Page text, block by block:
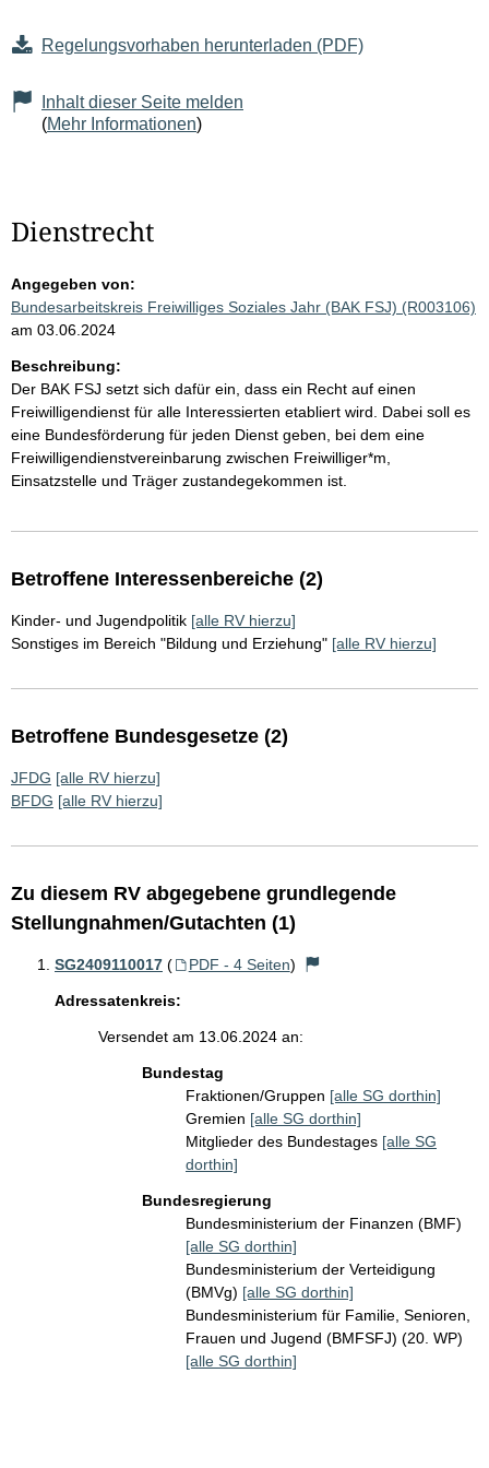
Regelungsvorhaben herunterladen (PDF)
Inhalt dieser Seite melden
(Mehr Informationen)
Dienstrecht
Angegeben von:
Bundesarbeitskreis Freiwilliges Soziales Jahr (BAK FSJ) (R003106)
am 03.06.2024
Beschreibung:
Der BAK FSJ setzt sich dafür ein, dass ein Recht auf einen
Freiwilligendienst für alle Interessierten etabliert wird. Dabei soll es
eine Bundesförderung für jeden Dienst geben, bei dem eine
Freiwilligendienstvereinbarung zwischen Freiwilliger*m,
Einsatzstelle und Träger zustandegekommen ist.
Betroffene Interessenbereiche (2)
Kinder- und Jugendpolitik [alle RV hierzu]
Sonstiges im Bereich "Bildung und Erziehung" [alle RV hierzu]
Betroffene Bundesgesetze (2)
JFDG [alle RV hierzu]
BFDG [alle RV hierzu]
Zu diesem RV abgegebene grundlegende
Stellungnahmen/Gutachten (1)
SG2409110017 ( PDF - 4 Seiten)
Adressatenkreis:
Versendet am 13.06.2024 an:
Bundestag
Fraktionen/Gruppen [alle SG dorthin]
Gremien [alle SG dorthin]
Mitglieder des Bundestages [alle SG
dorthin]
Bundesregierung
Bundesministerium der Finanzen (BMF)
[alle SG dorthin]
Bundesministerium der Verteidigung
(BMVg) [alle SG dorthin]
Bundesministerium für Familie, Senioren,
Frauen und Jugend (BMFSFJ) (20. WP)
[alle SG dorthin]